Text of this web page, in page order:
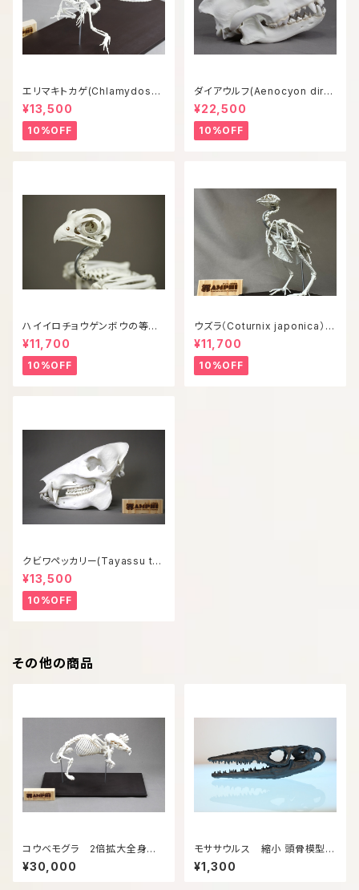
エリマキトカゲ(Chlamydosau
rus kingii) 等倍全身骨格模型
¥13,500
10%OFF
ダイアウルフ(Aenocyon diru
s) 復元等倍頭骨模型
¥22,500
10%OFF
ハイイロチョウゲンボウの等倍
全身骨格レプリカ
¥11,700
10%OFF
ウズラ（Coturnix japonica）等
倍全身骨格模型
¥11,700
10%OFF
クビワペッカリー(Tayassu taj
acui) 等倍頭骨模型
¥13,500
10%OFF
その他の商品
コウベモグラ 2倍拡大全身骨
格模型
¥30,000
モササウルス 縮小 頭骨模型
【Mosasaurus】【リング付き】
¥1,300